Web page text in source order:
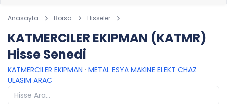
Anasayfa Borsa Hisseler
KATMERCILER EKIPMAN (KATMR)
Hisse Senedi
KATMERCILER EKIPMAN · METAL ESYA MAKINE ELEKT CHAZ
ULASIM ARAC